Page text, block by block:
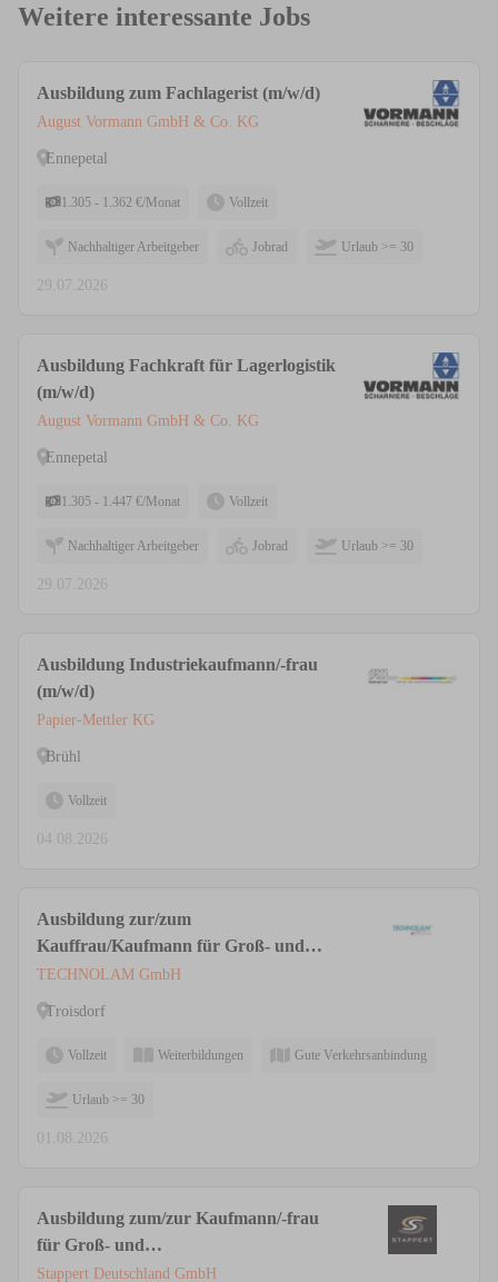
Weitere interessante Jobs
Ausbildung zum Fachlagerist (m/w/d)
August Vormann GmbH & Co. KG
Ennepetal
1.305 - 1.362 €/Monat Vollzeit
Nachhaltiger Arbeitgeber Jobrad Urlaub >= 30
29.07.2026
Ausbildung Fachkraft für Lagerlogistik
(m/w/d)
August Vormann GmbH & Co. KG
Ennepetal
1.305 - 1.447 €/Monat Vollzeit
Nachhaltiger Arbeitgeber Jobrad Urlaub >= 30
29.07.2026
Ausbildung Industriekaufmann/-frau
(m/w/d)
Papier-Mettler KG
Brühl
Vollzeit
04.08.2026
Ausbildung zur/zum
Kauffrau/Kaufmann für Groß- und
Außenhandelsmanagement (m/w/d)
TECHNOLAM GmbH
Troisdorf
Vollzeit Weiterbildungen Gute Verkehrsanbindung
Urlaub >= 30
01.08.2026
Ausbildung zum/zur Kaufmann/-frau
für Groß- und
Außenhandelsmanagement (m/w/d)
Stappert Deutschland GmbH